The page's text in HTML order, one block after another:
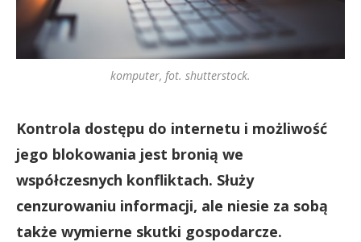
komputer, fot. shutterstock.
Kontrola dostępu do internetu i możliwość
jego blokowania jest bronią we
współczesnych konfliktach. Służy
cenzurowaniu informacji, ale niesie za sobą
także wymierne skutki gospodarcze.